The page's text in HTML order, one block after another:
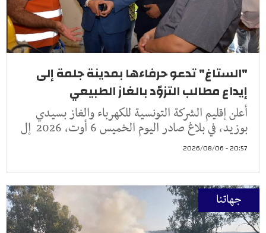
"الستاغ" تدعو حرفاءها بمدينة جلمة إلى
إيداع مطالب التزوّد بالغاز الطبيعي
أعلن إقليم الشركة التونسية للكهرباء والغاز بسيدي
بوزيد، في بلاغ صادر اليوم الخميس 6 أوت، 2026 إل
20:57 - 2026/08/06
جهاتنا